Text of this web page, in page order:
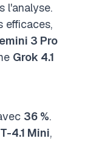
l'analyse.
efficaces,
3 Pro
Grok 4.1
36 %.
4.1 Mini,